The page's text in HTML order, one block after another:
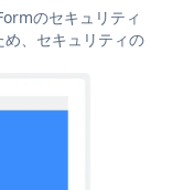
のセキュリティ
、セキュリティの